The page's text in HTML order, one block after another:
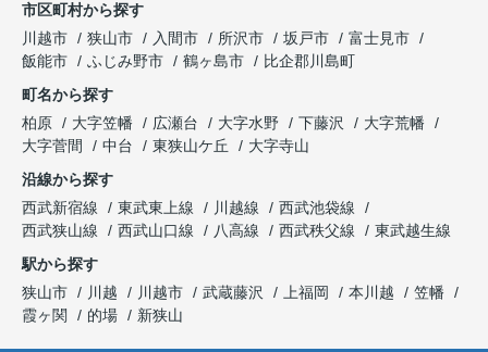
市区町村から探す
川越市
狭山市 入間市 所沢市 坂戸市
富士見市
飯能市
ふじみ野市 鶴ヶ島市
比企郡川島町
町名から探す
柏原
大字笠幡 広瀬台 大字水野 下藤沢
大字荒幡
大字菅間
中台 東狭山ケ丘
大字寺山
沿線から探す
西武新宿線
東武東上線 川越線
西武池袋線
西武狭山線
西武山口線 八高線 西武秩父線
東武越生線
駅から探す
狭山市
川越 川越市 武蔵藤沢 上福岡 本川越
笠幡
霞ヶ関
的場 新狭山